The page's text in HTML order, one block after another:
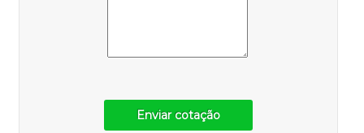
Enviar cotação